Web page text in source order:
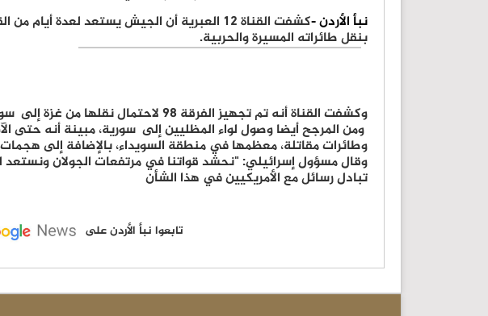
نبأ الأردن - كشفت القناة 12 العبرية أن الجيش يستعد لعدة
بنقل طائراته المسيرة والحربية.
وكشفت القناة أنه تم تجهيز الفرقة 98 لاحتمال نقلها من غزة إلى سورية.
وطائرات مقاتلة، معظمها في منطقة السويداء، بالإضافة إلى
وقال مسؤول إسرائيلي: "نحشد قواتنا في مرتفعات الجولان ونستعد
تبادل رسائل مع الأمريكيين في هذا الشأن
تابعوا نبأ الأردن على